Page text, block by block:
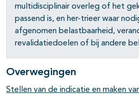
multidisciplinair overleg of het
passend is, en her-trieer waar
afgenomen belastbaarheid,
revalidatiedoelen of bij andere
Overwegingen
Stellen van de indicatie en maken